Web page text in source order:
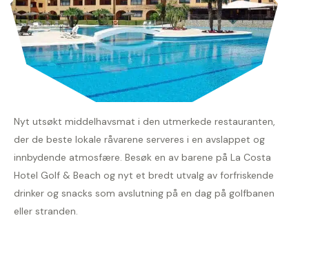
Nyt utsøkt middelhavsmat i den utmerkede restauranten,
der de beste lokale råvarene serveres i en avslappet og
innbydende atmosfære. Besøk en av barene på La Costa
Hotel Golf & Beach og nyt et bredt utvalg av forfriskende
drinker og snacks som avslutning på en dag på golfbanen
eller stranden.